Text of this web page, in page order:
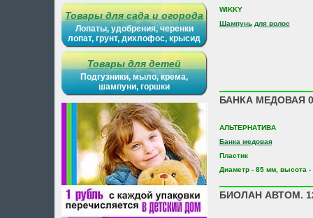
Товары для сада и огорода
Лопаты, удобрения, черенки
лопат, грунт, дихлофос, крысид
Товары для детей
Подгузники, мыло, крема,
шампуни, горшки
WIKKY
Шампунь для волос
БАНКА МЕДОВАЯ
АЛЬТЕРНАТИВА
Банка медовая
Пластик
Диаметр - 85 мм, высота -
БИОЛАН АВТОМ.